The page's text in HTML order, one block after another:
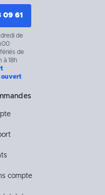
61
de
de
à 18h
ouvert
compte